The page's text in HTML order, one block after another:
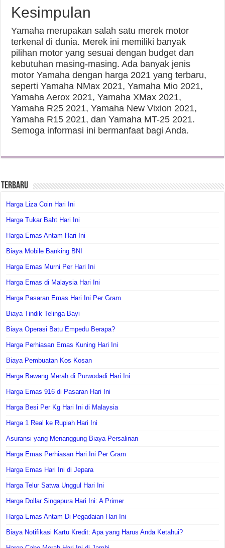
Kesimpulan
Yamaha merupakan salah satu merek motor
terkenal di dunia. Merek ini memiliki banyak
pilihan motor yang sesuai dengan budget dan
kebutuhan masing-masing. Ada banyak jenis
motor Yamaha dengan harga 2021 yang terbaru,
seperti Yamaha NMax 2021, Yamaha Mio 2021,
Yamaha Aerox 2021, Yamaha XMax 2021,
Yamaha R25 2021, Yamaha New Vixion 2021,
Yamaha R15 2021, dan Yamaha MT-25 2021.
Semoga informasi ini bermanfaat bagi Anda.
Terbaru
Harga Liza Coin Hari Ini
Harga Tukar Baht Hari Ini
Harga Emas Antam Hari Ini
Biaya Mobile Banking BNI
Harga Emas Murni Per Hari Ini
Harga Emas di Malaysia Hari Ini
Harga Pasaran Emas Hari Ini Per Gram
Biaya Tindik Telinga Bayi
Biaya Operasi Batu Empedu Berapa?
Harga Perhiasan Emas Kuning Hari Ini
Biaya Pembuatan Kos Kosan
Harga Bawang Merah di Purwodadi Hari Ini
Harga Emas 916 di Pasaran Hari Ini
Harga Besi Per Kg Hari Ini di Malaysia
Harga 1 Real ke Rupiah Hari Ini
Asuransi yang Menanggung Biaya Persalinan
Harga Emas Perhiasan Hari Ini Per Gram
Harga Emas Hari Ini di Jepara
Harga Telur Satwa Unggul Hari Ini
Harga Dollar Singapura Hari Ini: A Primer
Harga Emas Antam Di Pegadaian Hari Ini
Biaya Notifikasi Kartu Kredit: Apa yang Harus Anda Ketahui?